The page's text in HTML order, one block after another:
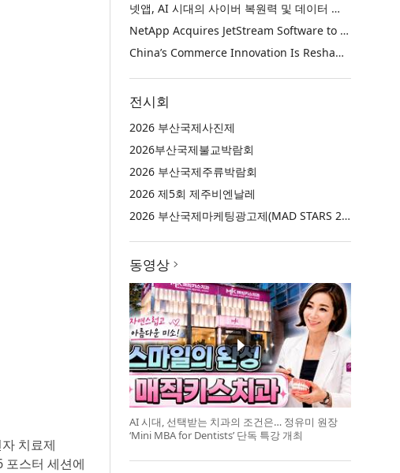
치료제
포스터 세션에
넷앱, AI 시대의 사이버 복원력 및 데이터 보호 강화를 위해 젯스트림 소프트웨어 인수
NetApp Acquires JetStream Software to Advance Cyber Resilience and Data Protection for the AI Era
China’s Commerce Innovation Is Reshaping Global Retail
전시회
2026 부산국제사진제
2026부산국제불교박람회
2026 부산국제주류박람회
2026 제5회 제주비엔날레
2026 부산국제마케팅광고제(MAD STARS 2026)
동영상
AI 시대, 선택받는 치과의 조건은… 정유미 원장
‘Mini MBA for Dentists’ 단독 특강 개최